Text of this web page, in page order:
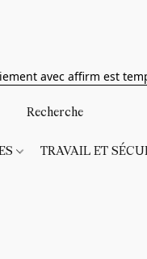
avec affirm est
TRAVAIL ET